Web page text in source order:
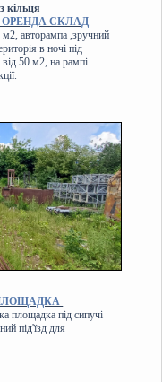
кільця
ОРЕНДА СКЛАД
авторампа ,зручний
в ночі під
50 м2, на рампі
площадка під сипучі
під'їзд для